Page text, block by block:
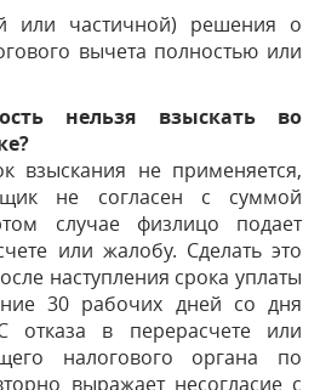
частичной) решения о
вычета полностью или
нельзя взыскать во
взыскания не применяется,
не согласен с суммой
случае физлицо подает
или жалобу. Сделать это
наступления срока уплаты
30 рабочих дней со дня
отказа в перерасчете или
налогового органа по
выражает несогласие с